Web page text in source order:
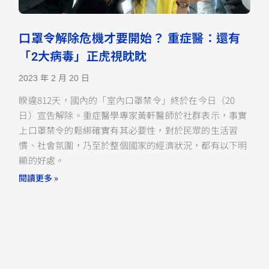
口罩令解除危機才要開始？ 重症醫：還有
「2大病毒」正虎視眈眈
2023 年 2 月 20 日
睽違812天，國內的「室內口罩禁令」終於在今日（20
日）宣告解除。重症醫學專家黃軒醫師於社群表示，事實
上口罩禁令的鬆綁確實有其必要性，對於民眾的生活習
慣、社會氛圍，乃至於整個國家的經濟狀況，都有以下明
顯的好處。
閱讀更多 »